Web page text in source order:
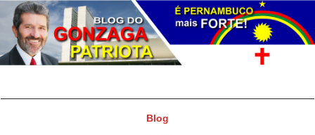
Blog